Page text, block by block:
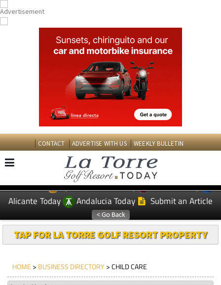
CONTACT ADVERTISE WITH US WEEKLY BULLETIN
EDITIONS: Spanish News Today
Murcia Today
Alicante Today
Andalucia Today Submit an Article
TAP FOR LA TORRE GOLF RESORT PROPERTY
HOME > BUSINESS DIRECTORY> CHILD CARE